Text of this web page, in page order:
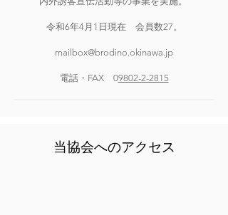
令和6年4月1日現在 会員数27。
mailbox@brodino.okinawa.jp
電話・FAX 09802-2-2815
​当協会へのアクセス